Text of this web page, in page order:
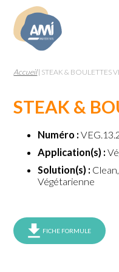
Accueil| STEAK & BOULETTES
STEAK &
Numéro :
Application(s) :
Solution(s) :
Végétarienne
FICHE FORMULE